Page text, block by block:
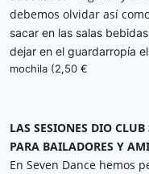
debemos olvidar así
sacar en las salas
dejar en el guardarropía
mochila (2,50 €
LAS SESIONES DIO
PARA BAILADORES Y
En Seven Dance hemos